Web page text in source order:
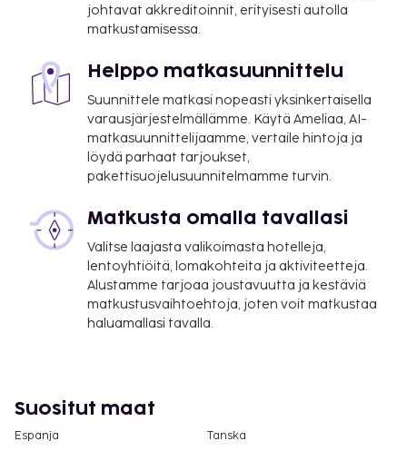
majoittua ilmaiseksi, kun he käyttävät
vanhemman tai huoltajan huoneessa olevia
Lemmikkejä saa tuoda vain tiettyihin huoneisiin,
ja myös muita lemmikkejä koskevia rajoituksia
sovelletaan (saat lisätietoja lemmikeistä
veloitettavista maksuista lisämaksuja
koskevasta osiosta). Asiakkaat voivat pyytää
tällaista huonetta ottamalla yhteyttä suoraan
majoituspaikkaan käyttämällä
varausvahvistuksessa olevia yhteystietoja.
Pysäköintialueella on korkeusrajoituksia.
Kontaktiton uloskirjautuminen on saatavilla.
Tämä majoituspaikka toivottaa tervetulleiksi
kaikki asiakkaat seksuaaliseen
johtavat akkreditoinnit, erityisesti autolla
matkustamisessa.
Helppo matkasuunnittelu
Suunnittele matkasi nopeasti yksinkertaisella
varausjärjestelmällämme. Käytä Ameliaa, AI-
matkasuunnittelijaamme, vertaile hintoja ja
löydä parhaat tarjoukset,
pakettisuojelusuunnitelmamme turvin.
Matkusta omalla tavallasi
Valitse laajasta valikoimasta hotelleja,
lentoyhtiöitä, lomakohteita ja aktiviteetteja.
Alustamme tarjoaa joustavuutta ja kestäviä
matkustusvaihtoehtoja, joten voit matkustaa
haluamallasi tavalla.
Suositut maat
Espanja
Tanska